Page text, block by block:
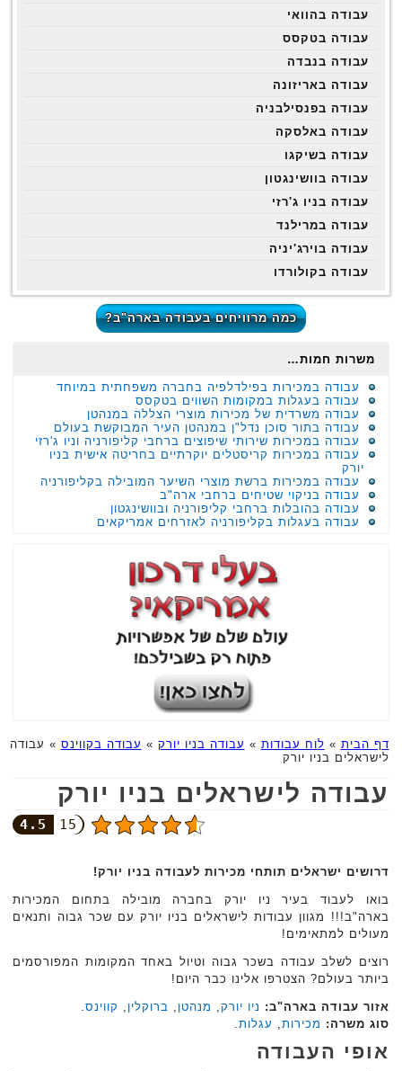
עבודה בהוואי
עבודה בטקסס
עבודה בנבדה
עבודה באריזונה
עבודה בפנסילבניה
עבודה באלסקה
עבודה בשיקגו
עבודה בוושינגטון
עבודה בניו ג'רזי
עבודה במרילנד
עבודה בוירג'יניה
עבודה בקולורדו
כמה מרוויחים בעבודה בארה"ב?
משרות חמות…
עבודה במכירות בפילדלפיה בחברה משפחתית במיוחד
עבודה בעגלות במקומות השווים בטקסס
עבודה משרדית של מכירות מוצרי הצללה במנהטן
עבודה בתור סוכן נדל"ן במנהטן העיר המבוקשת בעולם
עבודה במכירות שירותי שיפוצים ברחבי קליפורניה וניו ג'רזי
עבודה במכירות קריסטלים יוקרתיים בחריטה אישית בניו
יורק
עבודה במכירות ברשת מוצרי השיער המובילה בקליפורניה
עבודה בניקוי שטיחים ברחבי ארה"ב
עבודה בהובלות ברחבי קליפורניה ובוושינגטון
עבודה בעגלות בקליפורניה לאזרחים אמריקאים
דף הבית » לוח עבודות » עבודה בניו יורק » עבודה בקווינס » עבודה
לישראלים בניו יורק
עבודה לישראלים בניו יורק
4.5 15
דרושים ישראלים תותחי מכירות לעבודה בניו יורק!
בואו לעבוד בעיר ניו יורק בחברה מובילה בתחום המכירות
בארה"ב!!! מגוון עבודות לישראלים בניו יורק עם שכר גבוה ותנאים
מעולים למתאימים!
רוצים לשלב עבודה בשכר גבוה וטיול באחד המקומות המפורסמים
ביותר בעולם? הצטרפו אלינו כבר היום!
אזור עבודה בארה"ב: ניו יורק מנהטן ברוקלין קווינס
סוג משרה: מכירות עגלות
אופי העבודה